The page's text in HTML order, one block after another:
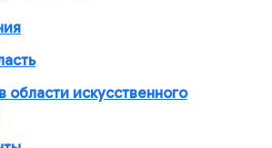
области искусственного